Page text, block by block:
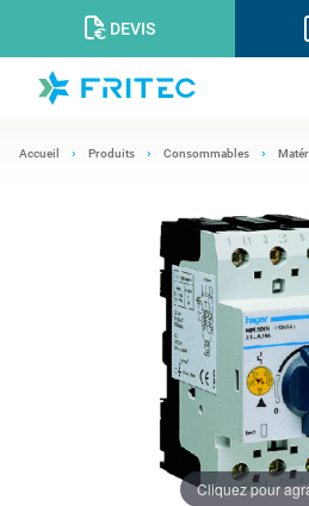
DEVIS
Accueil Produits Consommables
Cliquez pour